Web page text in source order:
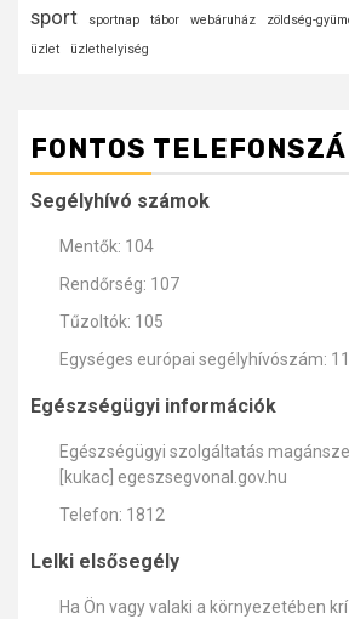
sport sportnap tábor webáruház zöldség-
üzlet
üzlethelyiség
FONTOS
Segélyhívó számok
Mentők: 104
Rendőrség: 107
Tűzoltók: 105
Egységes európai segélyhívószám:
Egészségügyi információk
Egészségügyi szolgáltatás
[kukac] egeszsegvonal.gov.hu
Telefon: 1812
Lelki elsősegély
Ha Ön vagy valaki a környezetében